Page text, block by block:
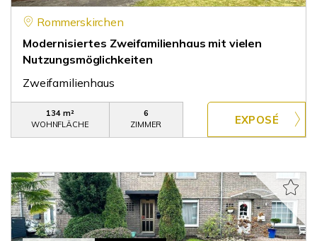
Rommerskirchen
Modernisiertes Zweifamilienhaus mit vielen
Nutzungsmöglichkeiten
Zweifamilienhaus
134 m²
WOHNFLÄCHE
6
ZIMMER